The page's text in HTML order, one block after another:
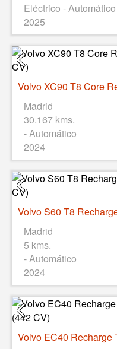
Eléctrico - Automático
2025
Madrid
30.167 kms.
- Automático
2024
Madrid
5 kms.
- Automático
2024